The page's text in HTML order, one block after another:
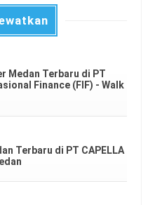
Medan Terbaru di PT
Finance (FIF) - Walk
Terbaru di PT CAPELLA